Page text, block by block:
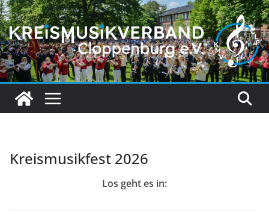
Zum
Inhalt
springen
Kreismusikfest 2026
Los geht es in: